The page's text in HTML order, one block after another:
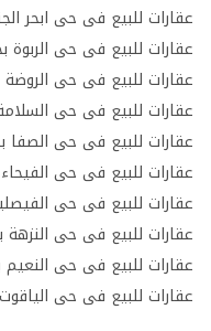
عقارات للبيع فى حى ابحر
عقارات للبيع فى حى الربوة
عقارات للبيع فى حى
عقارات للبيع فى حى
عقارات للبيع فى حى الصفا
عقارات للبيع فى حى
عقارات للبيع فى حى
عقارات للبيع فى حى النزهة
عقارات للبيع فى حى النعيم
عقارات للبيع فى حى